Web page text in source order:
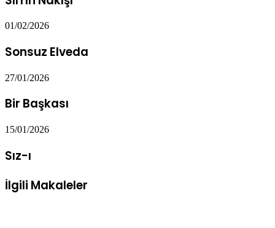
01/02/2026
Sonsuz Elveda
27/01/2026
Bir Başkası
15/01/2026
Sız-ı
İlgili Makaleler